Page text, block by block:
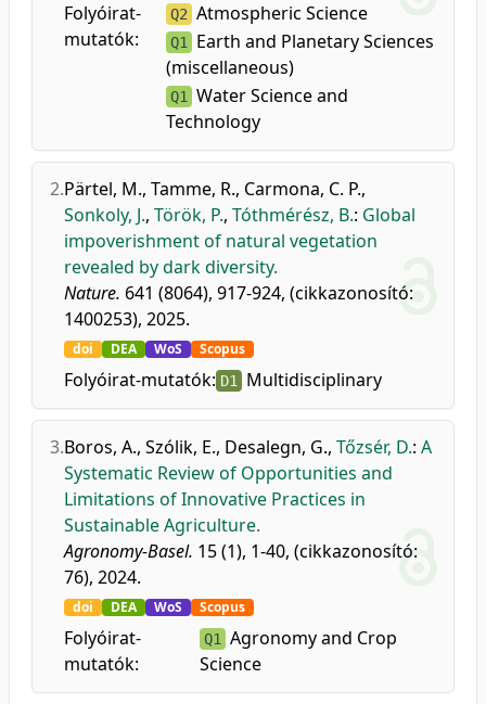
Folyóirat-
mutatók:
Q2 Atmospheric Science
Q1
Earth and Planetary Sciences
(miscellaneous)
Q1
Water Science and
Technology
2.Pärtel, M., Tamme, R., Carmona, C. P.,
Sonkoly, J., Török, P., Tóthmérész, B.: Global
impoverishment of natural vegetation
revealed by dark diversity.
Nature. 641 (8064), 917-924, (cikkazonosító:
1400253), 2025.
doi DEA WoS Scopus
Folyóirat-mutatók: D1 Multidisciplinary
3.Boros, A., Szólik, E., Desalegn, G., Tőzsér, D.: A
Systematic Review of Opportunities and
Limitations of Innovative Practices in
Sustainable Agriculture.
Agronomy-Basel. 15 (1), 1-40, (cikkazonosító:
76), 2024.
doi DEA WoS Scopus
Folyóirat-
mutatók:
Q1
Agronomy and Crop
Science